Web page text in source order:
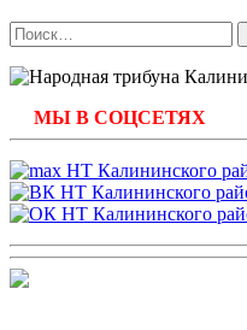
Найти:
МЫ В СОЦСЕТЯХ